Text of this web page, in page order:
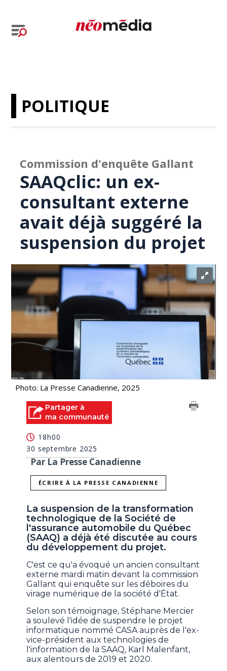
POLITIQUE
Commission d'enquête Gallant
SAAQclic: un ex-
consultant externe
avait déjà suggéré la
suspension du projet
Photo: La Presse Canadienne, 2025
Partager à
ma communauté
18h00
30 septembre 2025
Par La Presse Canadienne
ÉCRIRE À LA PRESSE CANADIENNE
La suspension de la transformation
technologique de la Société de
l'assurance automobile du Québec
(SAAQ) a déjà été discutée au cours
du développement du projet.
C'est ce qu'a évoqué un ancien consultant
externe mardi matin devant la commission
Gallant qui enquête sur les déboires du
virage numérique de la société d'État.
Selon son témoignage, Stéphane Mercier
a soulevé l'idée de suspendre le projet
informatique nommé CASA auprès de l'ex-
vice-président aux technologies de
l'information de la SAAQ, Karl Malenfant,
aux alentours de 2019 et 2020.